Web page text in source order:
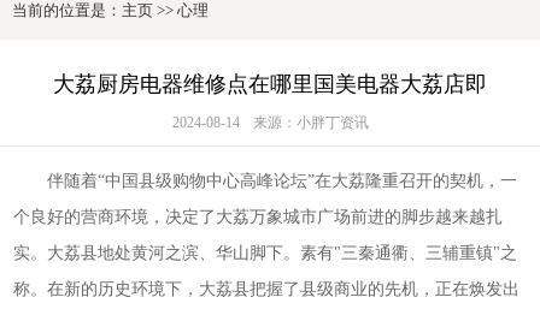
当前的位置是： 主页 >> 心理
大荔厨房电器维修点在哪里国美电器大荔店即
2024-08-14 来源：小胖丁资讯
伴随着“中国县级购物中心高峰论坛”在大荔隆重召开的契机，一
个良好的营商环境，决定了大荔万象城市广场前进的脚步越来越扎
实。大荔县地处黄河之滨、华山脚下。素有"三秦通衢、三辅重镇"之
称。在新的历史环境下，大荔县把握了县级商业的先机，正在焕发出